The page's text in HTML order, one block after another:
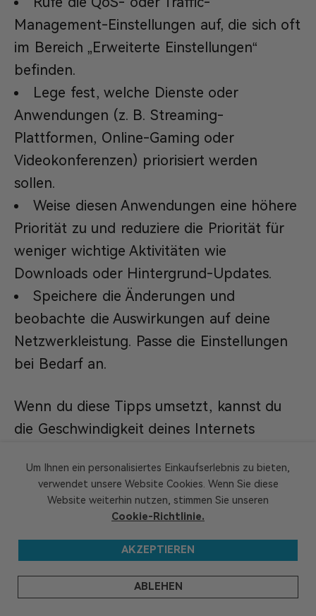
Management-Einstellungen auf, die sich oft
im Bereich „Erweiterte Einstellungen“
befinden.
Lege fest, welche Dienste oder
Anwendungen (z. B. Streaming-
Plattformen, Online-Gaming oder
Videokonferenzen) priorisiert werden
sollen.
Weise diesen Anwendungen eine höhere
Priorität zu und reduziere die Priorität für
weniger wichtige Aktivitäten wie
Downloads oder Hintergrund-Updates.
Speichere die Änderungen und
beobachte die Auswirkungen auf deine
Netzwerkleistung. Passe die Einstellungen
bei Bedarf an.
Wenn du diese Tipps umsetzt, kannst du
die Geschwindigkeit deines Internets
Online-Erlebnis genießen.
Gründe, warum Ihr WLAN so langsam
Um Ihnen ein personalisiertes Einkaufserlebnis zu bieten,
verwendet unsere Website Cookies. Wenn Sie diese
Website weiterhin nutzen, stimmen Sie unseren
Cookie-Richtlinie.
AKZEPTIEREN
ABLEHEN